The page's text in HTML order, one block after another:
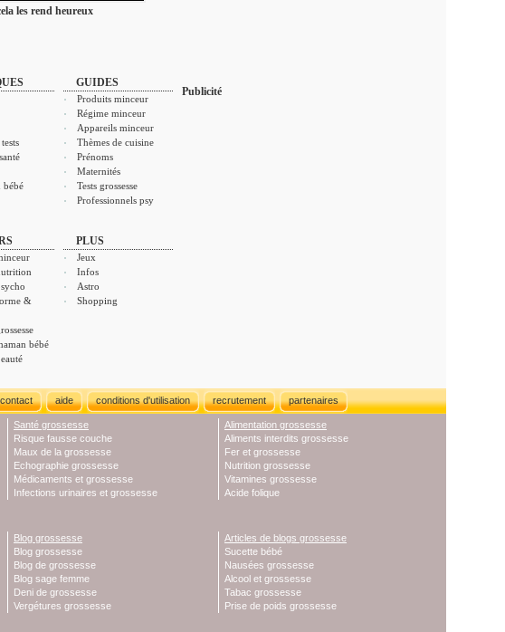
les rend heureux
bébé
&
bébé
GUIDES
Produits minceur
Régime minceur
Appareils minceur
Thèmes de cuisine
Prénoms
Maternités
Tests grossesse
Professionnels psy
PLUS
Jeux
Infos
Astro
Shopping
Publicité
contact aide conditions d'utilisation recrutement partenaires
Santé grossesse
Risque fausse couche
Maux de la grossesse
Echographie grossesse
Médicaments et grossesse
Infections urinaires et grossesse
Alimentation grossesse
Aliments interdits grossesse
Fer et grossesse
Nutrition grossesse
Vitamines grossesse
Acide folique
Blog grossesse
Blog grossesse
Blog de grossesse
Blog sage femme
Deni de grossesse
Vergétures grossesse
Articles de blogs grossesse
Sucette bébé
Nausées grossesse
Alcool et grossesse
Tabac grossesse
Prise de poids grossesse